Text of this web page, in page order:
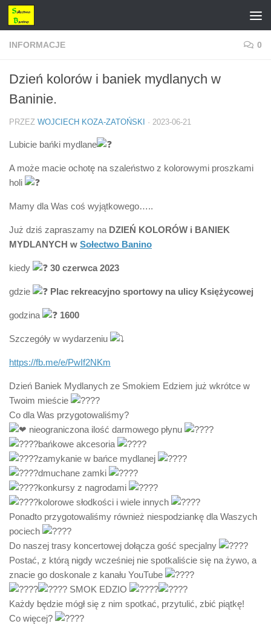
Przejdź do treści
INFORMACJE 0
Dzień kolorów i baniek mydlanych w
Baninie.
PRZEZ WOJCIECH KOZA-ZATOŃSKI · 2023-06-21
Lubicie bańki mydlane
A może macie ochotę na szaleństwo z kolorowymi proszkami
holi
Mamy dla Was coś wyjątkowego…..
Już dziś zapraszamy na DZIEŃ KOLORÓW i BANIEK
MYDLANYCH w Sołectwo Banino
kiedy 30 czerwca 2023
gdzie Plac rekreacyjno sportowy na ulicy Księżycowej
godzina 1600
Szczegóły w wydarzeniu
https://fb.me/e/PwIf2NKm
Dzień Baniek Mydlanych ze Smokiem Edziem już wkrótce w
Twoim mieście
Co dla Was przygotowaliśmy?
nieograniczona ilość darmowego płynu
bańkowe akcesoria
zamykanie w bańce mydlanej
dmuchane zamki
konkursy z nagrodami
kolorowe słodkości i wiele innych
Ponadto przygotowaliśmy również niespodziankę dla Waszych
pociech
Do naszej trasy koncertowej dołącza gość specjalny
Postać, z którą nigdy wcześniej nie spotkaliście się na żywo, a
znacie go doskonale z kanału YouTube
SMOK EDZIO
Każdy będzie mógł się z nim spotkać, przytulić, zbić piątkę!
Co więcej?